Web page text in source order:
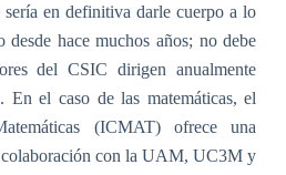
en definitiva darle cuerpo a lo
desde hace muchos años; no debe
del CSIC dirigen anualmente
En el caso de las matemáticas, el
(ICMAT) ofrece una
colaboración con la UAM, UC3M y